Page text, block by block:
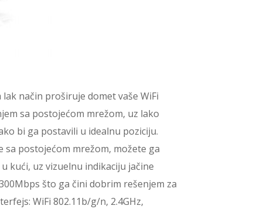
način proširuje domet vaše WiFi
sa postojećom mrežom, uz lako
bi ga postavili u idealnu poziciju.
sa postojećom mrežom, možete ga
kući, uz vizuelnu indikaciju jačine
što ga čini dobrim rešenjem za
WiFi 802.11b/g/n, 2.4GHz,